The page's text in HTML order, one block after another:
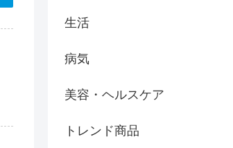
生活
病気
美容・ヘルスケア
トレンド商品